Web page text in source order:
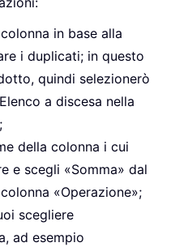
in base alla
i duplicati; in questo
quindi selezionerò
a discesa nella
della colonna i cui
e scegli «Somma» dal
«Operazione»;
scegliere
ad esempio